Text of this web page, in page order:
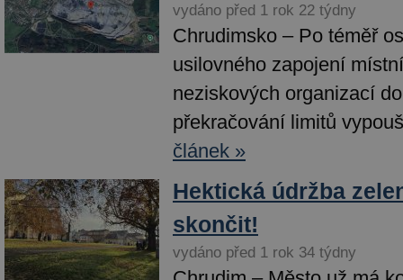
vydáno před 1 rok 22 týdny
Chrudimsko – Po téměř
usilovného zapojení
neziskových organizací
překračování limitů
článek »
Hektická údržba
skončit!
vydáno před 1 rok 34 týdny